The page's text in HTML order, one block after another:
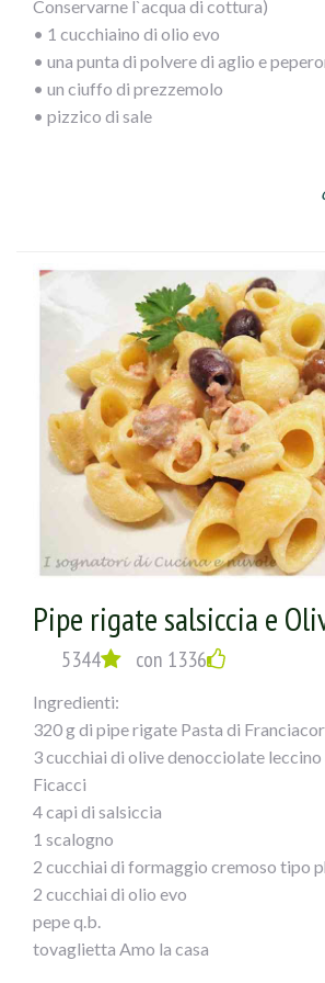
Conservarne l`acqua di cottura)
• 1 cucchiaino di olio evo
• una punta di polvere di aglio e
• un ciuffo di prezzemolo
• pizzico di sale
Dopo aver cotto il polpo tagliarlo a
bagnarlo con mezzo bicchiere di
polpo. Fare amalgamarequalche
i pomodorinied il sale, lasciando
Nel frattempo avremo cotto la pasta
verseretegrondante di acqua nella
e lascerete mantecare il tutto!
Pipe rigate salsiccia e
5344 con 1336
Ingredienti:
320 g di pipe rigate Pasta di
3 cucchiai di olive denocciolate leccino
Ficacci
4 capi di salsiccia
1 scalogno
2 cucchiai di formaggio cremoso tipo
2 cucchiai di olio evo
pepe q.b.
tovaglietta Amo la casa